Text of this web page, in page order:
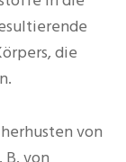
die
von
B. von